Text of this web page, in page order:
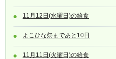
11月12日(水曜日)の給食
よこひな祭まであと10日
11月11日(火曜日)の給食